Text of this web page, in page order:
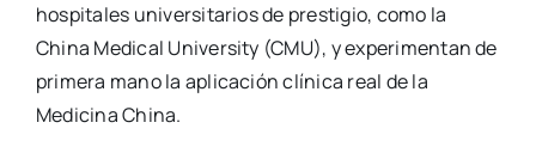
hospitales universitarios de prestigio, como la
China Medical University (CMU), y experimentan de
primera mano la aplicación clínica real de la
Medicina China.